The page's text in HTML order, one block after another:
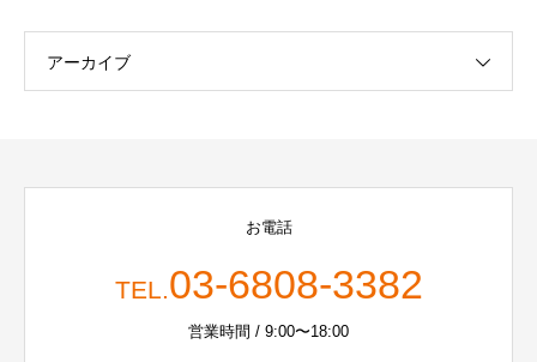
アーカイブ
お電話
TEL.03-6808-3382
営業時間 / 9:00〜18:00